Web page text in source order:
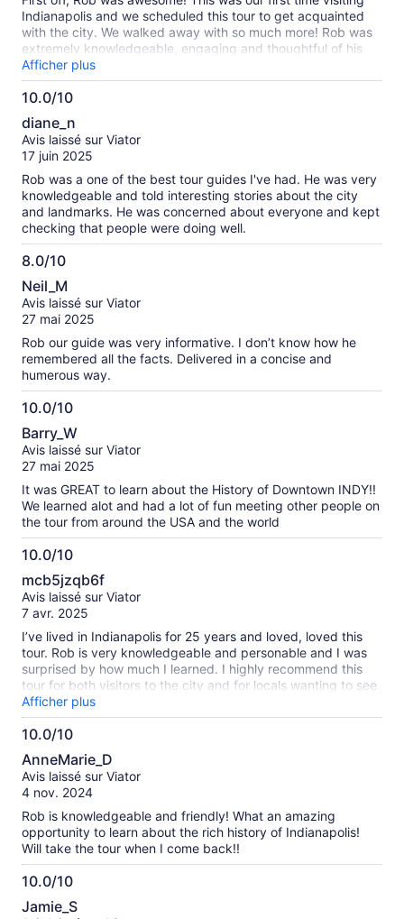
Indianapolis and we scheduled this tour to get acquainted
with the city. We walked away with so much more! Rob was
extremely knowledgeable, engaging and thoughtful of his
guests. The sports and folklore stories were fascinating. He
offered suggestions of other places in the city to visit and
welcomed us to message him for anything we may have
Afficher plus
10.0/10
10.0
sur
10
diane_n
Avis laissé sur Viator
17 juin 2025
Rob was a one of the best tour guides I've had. He was very
knowledgeable and told interesting stories about the city
and landmarks. He was concerned about everyone and kept
checking that people were doing well.
8.0/10
8.0
sur
10
Neil_M
Avis laissé sur Viator
27 mai 2025
Rob our guide was very informative. I don’t know how he
remembered all the facts. Delivered in a concise and
humerous way.
10.0/10
10.0
sur
10
Barry_W
Avis laissé sur Viator
27 mai 2025
It was GREAT to learn about the History of Downtown INDY!!
We learned alot and had a lot of fun meeting other people on
the tour from around the USA and the world
10.0/10
10.0
sur
10
mcb5jzqb6f
Avis laissé sur Viator
7 avr. 2025
I’ve lived in Indianapolis for 25 years and loved, loved this
tour. Rob is very knowledgeable and personable and I was
surprised by how much I learned. I highly recommend this
tour for both visitors to the city and for locals wanting to see
their city with new eyes.
Afficher plus
10.0/10
10.0
sur
10
AnneMarie_D
Avis laissé sur Viator
4 nov. 2024
Rob is knowledgeable and friendly! What an amazing
opportunity to learn about the rich history of Indianapolis!
Will take the tour when I come back!!
10.0/10
10.0
Jamie_S